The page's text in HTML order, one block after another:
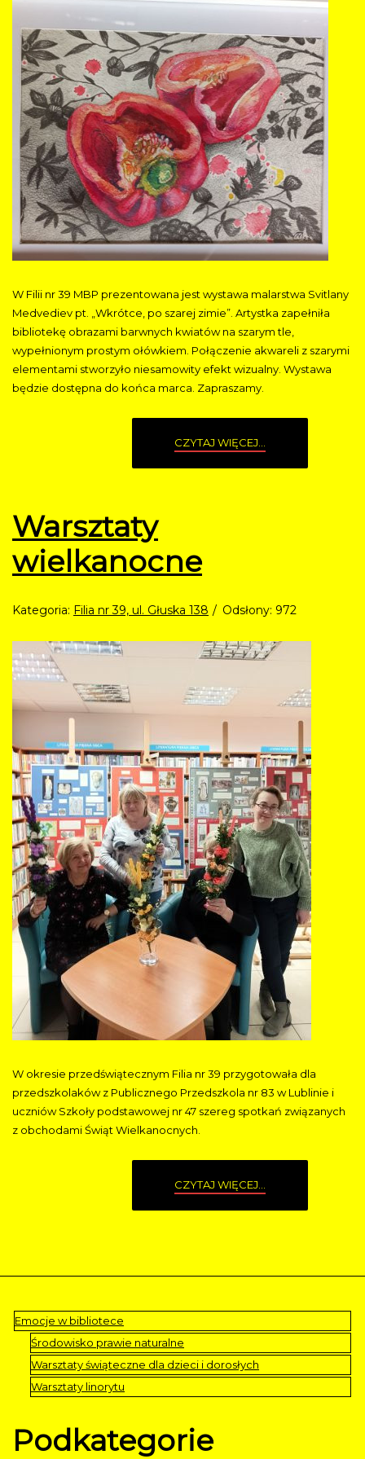
W Filii nr 39 MBP prezentowana jest wystawa malarstwa Svitlany
Medvediev pt. „Wkrótce, po szarej zimie”. Artystka zapełniła
bibliotekę obrazami barwnych kwiatów na szarym tle,
wypełnionym prostym ołówkiem. Połączenie akwareli z szarymi
elementami stworzyło niesamowity efekt wizualny. Wystawa
będzie dostępna do końca marca. Zapraszamy.
CZYTAJ WIĘCEJ...
Warsztaty
wielkanocne
Kategoria: Filia nr 39, ul. Głuska 138 Odsłony: 972
W okresie przedświątecznym Filia nr 39 przygotowała dla
przedszkolaków z Publicznego Przedszkola nr 83 w Lublinie i
uczniów Szkoły podstawowej nr 47 szereg spotkań związanych
z obchodami Świąt Wielkanocnych.
CZYTAJ WIĘCEJ...
Emocje w bibliotece
Środowisko prawie naturalne
Warsztaty świąteczne dla dzieci i dorosłych
Warsztaty linorytu
Podkategorie